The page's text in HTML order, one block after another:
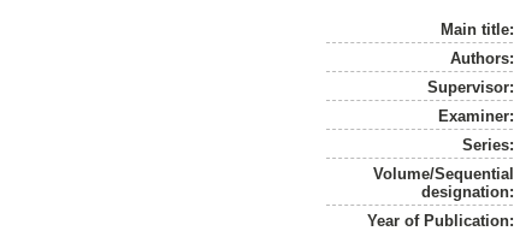
Main title:
Authors:
Supervisor:
Examiner:
Series:
Volume/Sequential
designation:
Year of Publication: